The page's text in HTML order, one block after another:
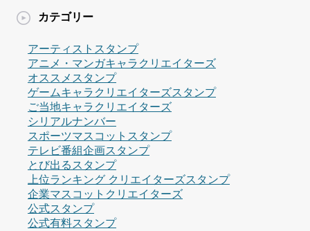
カテゴリー
アーティストスタンプ
アニメ・マンガキャラクリエイターズ
オススメスタンプ
ゲームキャラクリエイターズスタンプ
ご当地キャラクリエイターズ
シリアルナンバー
スポーツマスコットスタンプ
テレビ番組企画スタンプ
とび出るスタンプ
上位ランキング クリエイターズスタンプ
企業マスコットクリエイターズ
公式スタンプ
公式有料スタンプ